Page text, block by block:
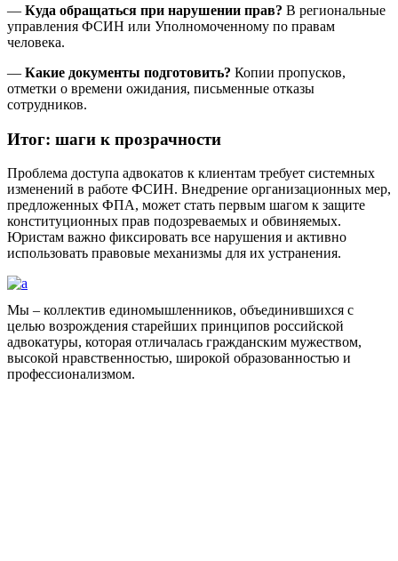
— Куда обращаться при нарушении прав? В региональные
управления ФСИН или Уполномоченному по правам
человека.
— Какие документы подготовить? Копии пропусков,
отметки о времени ожидания, письменные отказы
сотрудников.
Итог: шаги к прозрачности
Проблема доступа адвокатов к клиентам требует системных
изменений в работе ФСИН. Внедрение организационных мер,
предложенных ФПА, может стать первым шагом к защите
конституционных прав подозреваемых и обвиняемых.
Юристам важно фиксировать все нарушения и активно
использовать правовые механизмы для их устранения.
Мы – коллектив единомышленников, объединившихся с
целью возрождения старейших принципов российской
адвокатуры, которая отличалась гражданским мужеством,
высокой нравственностью, широкой образованностью и
профессионализмом.